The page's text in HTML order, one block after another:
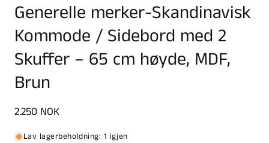
Generelle merker-Skandinavisk
Kommode / Sidebord med 2
Skuffer – 65 cm høyde, MDF,
Brun
Vanlig
pris
2.250 NOK
Lav lagerbeholdning: 1 igjen